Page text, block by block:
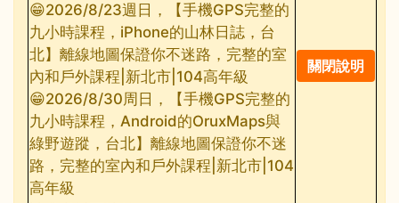
😁2026/8/23週日，【手機GPS完整的
九小時課程，iPhone的山林日誌，台
北】離線地圖保證你不迷路，完整的室
內和戶外課程|新北市|104高年級
😁2026/8/30周日，【手機GPS完整的
九小時課程，Android的OruxMaps與
綠野遊蹤，台北】離線地圖保證你不迷
路，完整的室內和戶外課程|新北市|104
高年級